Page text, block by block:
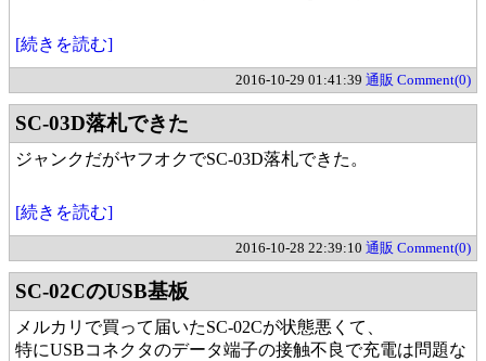
[続きを読む]
2016-10-29 01:41:39 通販 Comment(0)
SC-03D落札できた
ジャンクだがヤフオクでSC-03D落札できた。
[続きを読む]
2016-10-28 22:39:10 通販 Comment(0)
SC-02CのUSB基板
メルカリで買って届いたSC-02Cが状態悪くて、
特にUSBコネクタのデータ端子の接触不良で充電は問題な